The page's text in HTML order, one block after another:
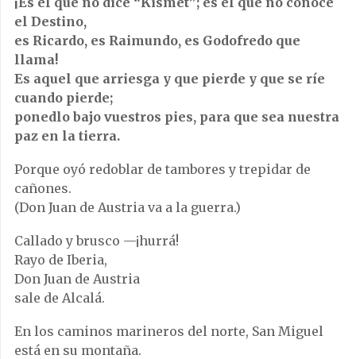
el Destino,
es Ricardo, es Raimundo, es Godofredo que
llama!
Es aquel que arriesga y que pierde y que se ríe
cuando pierde;
ponedlo bajo vuestros pies, para que sea nuestra
paz en la tierra.
Porque oyó redoblar de tambores y trepidar de
cañones.
(Don Juan de Austria va a la guerra.)
Callado y brusco —¡hurrá!
Rayo de Iberia,
Don Juan de Austria
sale de Alcalá.
En los caminos marineros del norte, San Miguel
está en su montaña.